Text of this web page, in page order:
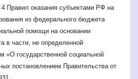
4 Правил оказания субъектами РФ на
из федерального бюджета
помощи на основании
в части, не определенной
«О государственной социальной
постановлением Правительства от